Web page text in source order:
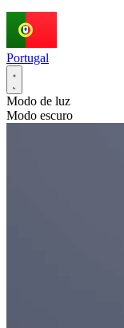
Portugal
Modo de luz
Modo escuro